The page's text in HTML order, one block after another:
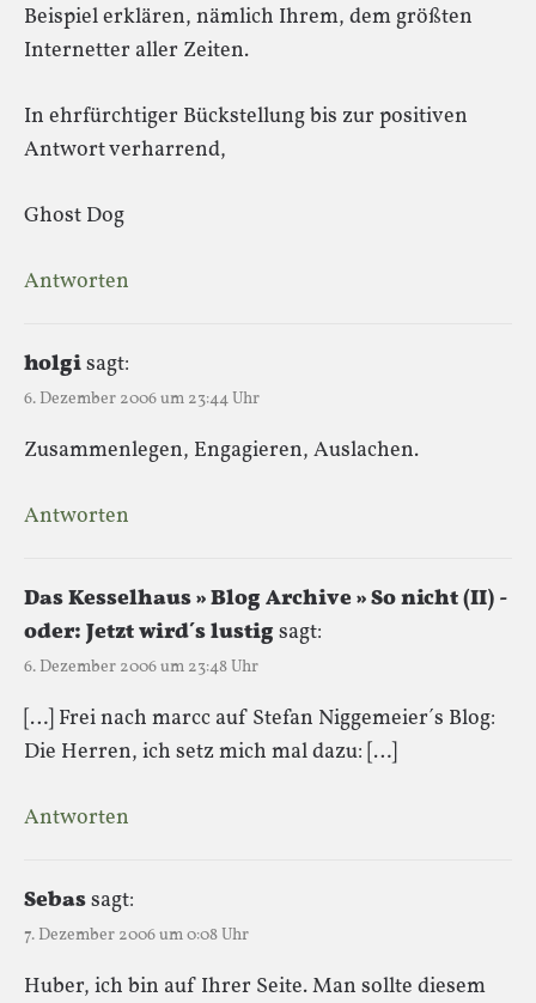
Beispiel erklären, nämlich Ihrem, dem größten
Internetter aller Zeiten.
In ehrfürchtiger Bückstellung bis zur positiven
Antwort verharrend,
Ghost Dog
Antworten
holgisagt:
6. Dezember 2006 um 23:44 Uhr
Zusammenlegen, Engagieren, Auslachen.
Antworten
Das Kesselhaus » Blog Archive » So nicht (II) -
oder: Jetzt wird´s lustigsagt:
6. Dezember 2006 um 23:48 Uhr
[…] Frei nach marcc auf Stefan Niggemeier´s Blog:
Die Herren, ich setz mich mal dazu: […]
Antworten
Sebassagt:
7. Dezember 2006 um 0:08 Uhr
Huber, ich bin auf Ihrer Seite. Man sollte diesem